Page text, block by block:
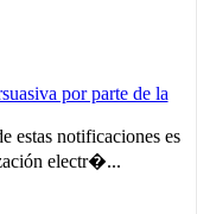
estas notificaciones es
electr�...